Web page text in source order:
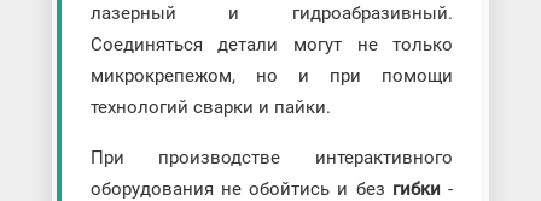
лазерный и гидроабразивный.
Соединяться детали могут не только
микрокрепежом, но и при помощи
технологий сварки и пайки.
При производстве интерактивного
оборудования не обойтись и без гибки -